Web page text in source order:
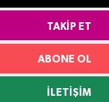
TAKIP ET
ABONE OL
İLETIŞIM